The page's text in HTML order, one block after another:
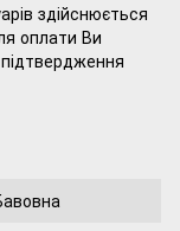
здійснюється
оплати Ви